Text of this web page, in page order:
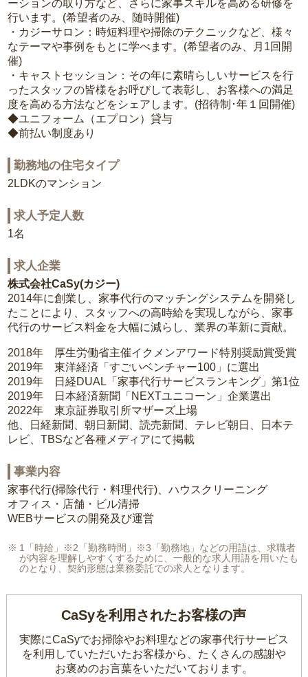
ーションの取り方など、さらに家事スキルを高める研修を
行います。(希望者のみ、随時開催)
・カジーサロン：時短料理や掃除のテクニックなど、様々
なテーマや事例をもとに学べます。(希望者のみ、月1回開
催)
・キャストセッション：その年に素晴らしいサービスを行
ったスタッフの皆様をお呼びして表彰し、お客様への満足
度を高める方法などをシェアします。(招待制･年１回開催)
◆ユニフォーム（エプロン）貸与
◆前払い制度あり
勤務地の住宅タイプ
2LDKのマンション
求人予定人数
1名
求人企業
株式会社CaSy(カジー)
2014年に創業し、家事代行のマッチングシステムを開発し
たことにより、スタッフへの高時給を実現しながら、家事
代行のサービス料金を大幅に減らし、業界の革新に貢献。
2018年 厚生労働省主催イクメンアワード特別奨励賞受賞
2019年 東洋経済「すごいベンチャー100」に選出
2019年 日経DUAL「家事代行サービスランキング」第1位
2019年 日本経済新聞「NEXTユニコーン」企業選出
2022年 東京証券取引所マザーズ上場
他、日経新聞、朝日新聞、読売新聞、テレビ朝日、日本テ
レビ、TBSなど各種メディアにて掲載
事業内容
家事代行(掃除代行・料理代行)、ハウスクリーニング
オフィス・店舗・ビル清掃
WEBサービスの開発及び運営
1「時給」※2「勤務時間」※3「勤務地」などの用語は、求職者
が内容を理解しやすくするために、一般的な求人用語を用いたも
のとなり、契約形態は業務委託での求人となります。
CaSyを利用されたお客様の声
実際にCaSyでお掃除やお料理などの家事代行サービス
を利用していただいたお客様から、 たくさんの感謝や
お褒めのお言葉をいただいております。